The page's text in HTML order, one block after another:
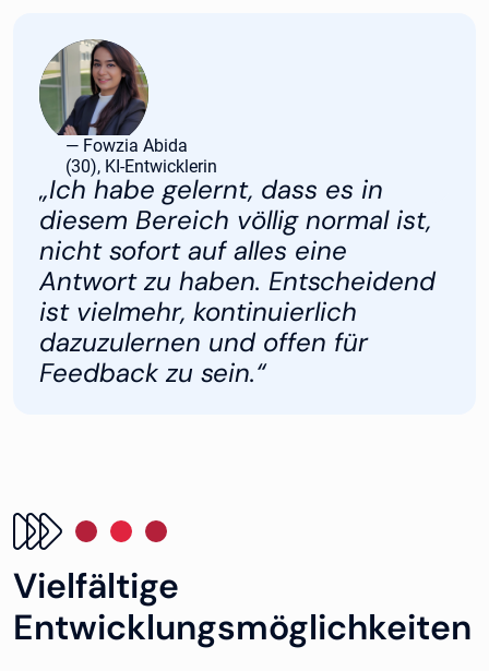
Fowzia Abida
(30), KI-Entwicklerin
„Ich habe gelernt, dass es in
diesem Bereich völlig normal ist,
nicht sofort auf alles eine
Antwort zu haben. Entscheidend
ist vielmehr, kontinuierlich
dazuzulernen und offen für
Feedback zu sein.“
Vielfältige
Entwicklungsmöglichkeiten